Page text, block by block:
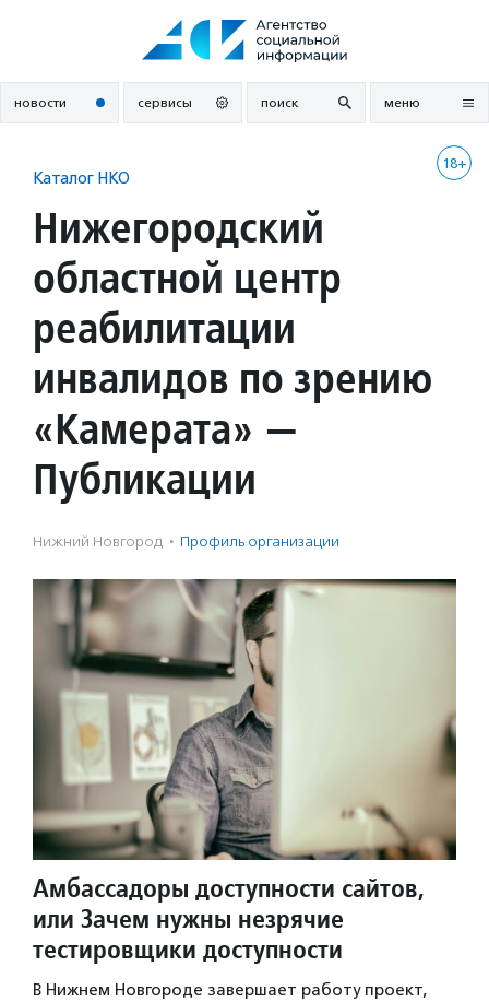
новости сервисы поиск меню
18+
Каталог НКО
Нижегородский
областной центр
реабилитации
инвалидов по зрению
«Камерата» —
Публикации
Нижний Новгород · Профиль организации
Амбассадоры доступности сайтов,
или Зачем нужны незрячие
тестировщики доступности
В Нижнем Новгороде завершает работу проект,